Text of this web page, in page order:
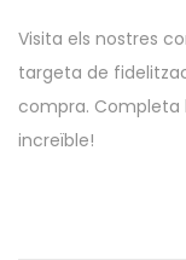
s
t
e
d
p
t
e
Visita els nostres
targeta de
compra.
increïble!